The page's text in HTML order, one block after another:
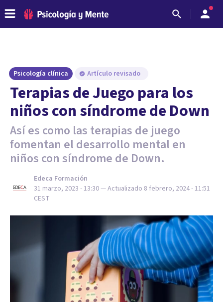
Psicología clínica Artículo revisado
Terapias de Juego para los
niños con síndrome de Down
Así es como las terapias de juego
fomentan el desarrollo mental en
niños con síndrome de Down.
Edeca Formación
31 marzo, 2023 - 13:30— Actualizado 8 febrero, 2024 - 11:51
CEST